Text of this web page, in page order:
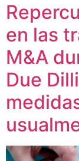
en las
M&A
Due